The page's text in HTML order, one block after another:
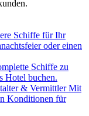
Schiffe für Ihr
oder einen
Schiffe zu
Hotel buchen.
& Vermittler Mit
Konditionen für